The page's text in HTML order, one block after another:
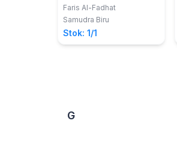
Kapital dan Kontestasi
Geopolitik
Faris Al-Fadhat
Samudra Biru
Stok: 1/1
G